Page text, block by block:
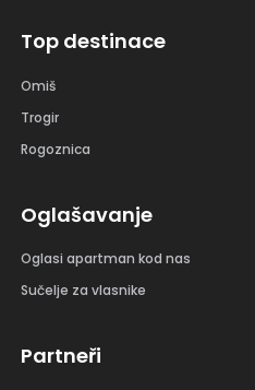
Top destinace
Omiš
Trogir
Rogoznica
Oglašavanje
Oglasi apartman kod nas
Sučelje za vlasnike
Partneři